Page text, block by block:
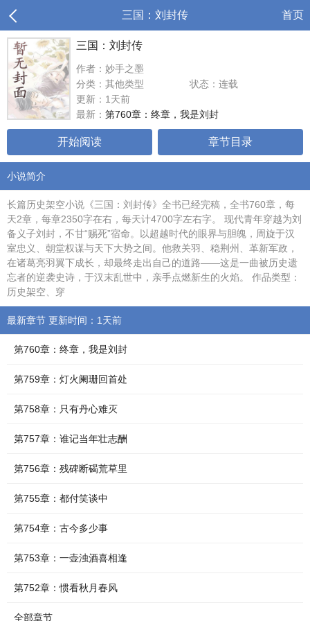
三国：刘封传 首页
三国：刘封传
作者：妙手之墨
分类：其他类型
状态：连载
更新：1天前
最新： 第760章：终章，我是刘封
开始阅读 章节目录
小说简介
长篇历史架空小说《三国：刘封传》全书已经完稿，全书760章，每
天2章，每章2350字在右，每天计4700字左右字。 现代青年穿越为刘
备义子刘封，不甘“赐死”宿命。以超越时代的眼界与胆魄，周旋于汉
室忠义、朝堂权谋与天下大势之间。他救关羽、稳荆州、革新军政，
在诸葛亮羽翼下成长，却最终走出自己的道路——这是一曲被历史遗
忘者的逆袭史诗，于汉末乱世中，亲手点燃新生的火焰。 作品类型：
历史架空、穿
最新章节 更新时间：1天前
第760章：终章，我是刘封
第759章：灯火阑珊回首处
第758章：只有丹心难灭
第757章：谁记当年壮志酬
第756章：残碑断碣荒草里
第755章：都付笑谈中
第754章：古今多少事
第753章：一壶浊酒喜相逢
第752章：惯看秋月春风
全部章节